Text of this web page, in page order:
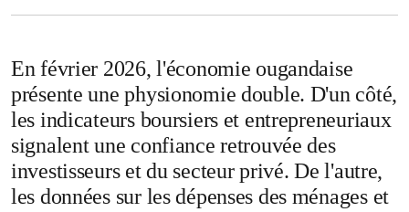
En février 2026, l'économie ougandaise
présente une physionomie double. D'un côté,
les indicateurs boursiers et entrepreneuriaux
signalent une confiance retrouvée des
investisseurs et du secteur privé. De l'autre,
les données sur les dépenses des ménages et